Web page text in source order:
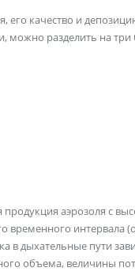
качество и
можно разделить на
аэрозоля с
временного интервала
в дыхательные пути
объема, величины